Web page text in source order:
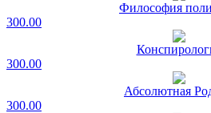
Философия
300.00
300.00
Абсолютная
300.00